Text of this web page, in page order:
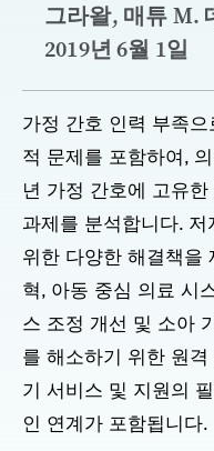
그라왈, 매튜 M.
2019년 6월 1일
가정 간호 인력 부족
적 문제를 포함하여,
년 가정 간호에 고유
과제를 분석합니다. 저
위한 다양한 해결책을
혁, 아동 중심 의료 시
스 조정 개선 및 소아
를 해소하기 위한 원
기 서비스 및 지원의
인 연계가 포함됩니다.